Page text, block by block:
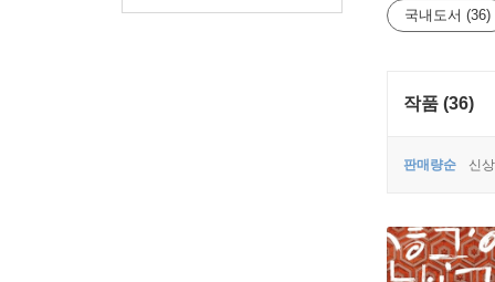
국내도서 (36)
작품 (36)
판매량순 신